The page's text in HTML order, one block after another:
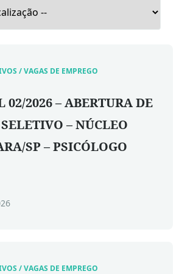
/ VAGAS DE EMPREGO
02/2026 – ABERTURA DE
– NÚCLEO
SP – PSICÓLOGO
/ VAGAS DE EMPREGO